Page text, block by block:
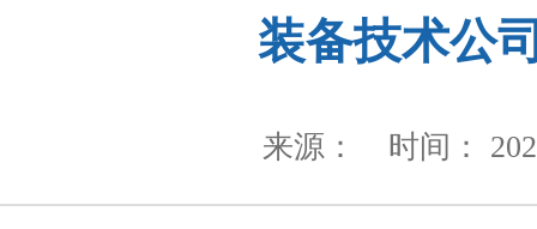
装备技术公
来源： 时间：